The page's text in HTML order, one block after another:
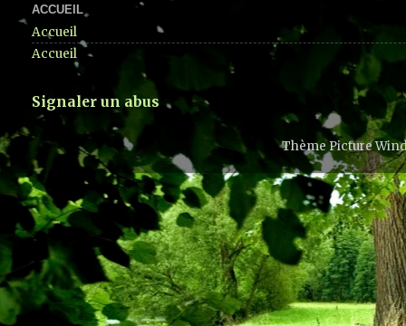
ACCUEIL
Accueil
Accueil
Signaler un abus
Thème Picture